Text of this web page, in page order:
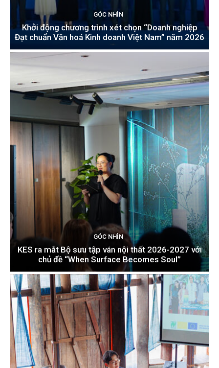
GÓC NHÌN
Khởi động chương trình xét chọn “Doanh nghiệp
Đạt chuẩn Văn hoá Kinh doanh Việt Nam” năm 2026
GÓC NHÌN
KES ra mắt Bộ sưu tập ván nội thất 2026-2027 với
chủ đề “When Surface Becomes Soul”